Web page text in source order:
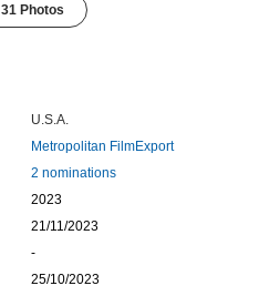
31 Photos
U.S.A.
Metropolitan FilmExport
2 nominations
2023
21/11/2023
-
25/10/2023